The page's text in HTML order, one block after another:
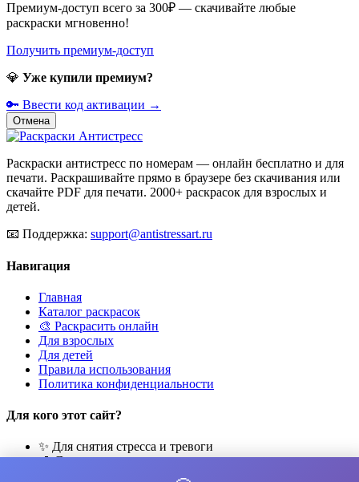
Премиум-доступ всего за 300₽ — скачивайте любые
раскраски мгновенно!
Получить премиум-доступ
💎 Уже купили премиум?
🔑 Ввести код активации →
Отмена
Раскраски антистресс по номерам — онлайн бесплатно и для
печати. Раскрашивайте прямо в браузере без скачивания или
скачайте PDF для печати. 2000+ раскрасок для взрослых и
детей.
📧 Поддержка: support@antistressart.ru
Навигация
Главная
Каталог раскрасок
🎨 Раскрасить онлайн
Для взрослых
Для детей
Правила использования
Политика конфиденциальности
Для кого этот сайт?
✨ Для снятия стресса и тревоги
🎨 Для развития креативности
🧘 Для медитации и расслабления